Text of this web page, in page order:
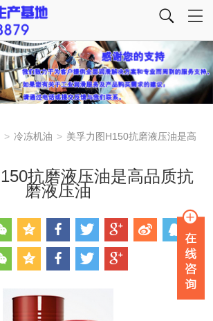
> 冷冻机油 > 美孚力图H150抗磨液压油是高
抗磨液压油是高品质抗
磨液压油